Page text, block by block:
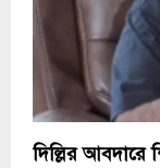
দিল্লির আবদারে